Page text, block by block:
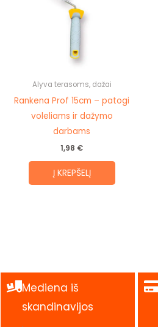
Alyva terasoms, dažai
Rankena Prof 15cm – patogi
voleliams ir dažymo
darbams
1,98 €
Į KREPŠELĮ
Mediena iš
skandinavijos
.